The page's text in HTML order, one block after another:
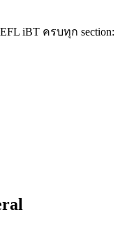
iBT ครบทุก section: